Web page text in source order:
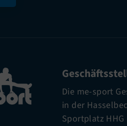
Die me-sport
in der
Sportplatz HHG